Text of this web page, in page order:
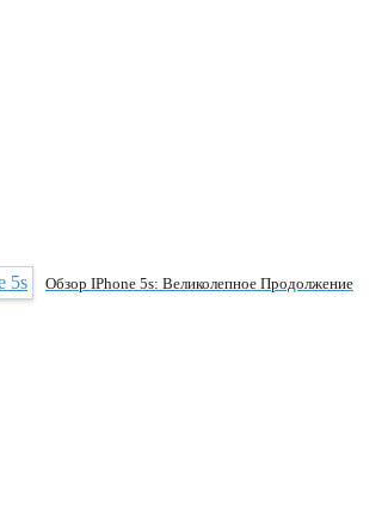
Обзор IPhone 5s: Великолепное Продолжение